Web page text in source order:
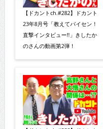
【ドカントch.#282】ドカント
23年8月号「教えてパイセン！
直撃インタビュー!!」きしたか
のさんの動画第2弾！